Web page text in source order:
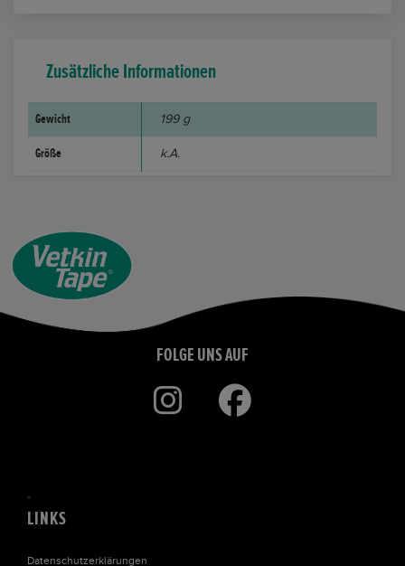
Zusätzliche Informationen
Gewicht 199 g
Größe k.A.
FOLGE UNS AUF
LINKS
Datenschutzerklärungen